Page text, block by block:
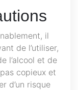
il
de l’utiliser,
l’alcool et de
copieux et
d’un risque